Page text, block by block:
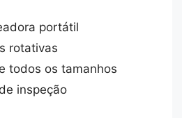
portátil
rotativas
todos os tamanhos
inspeção